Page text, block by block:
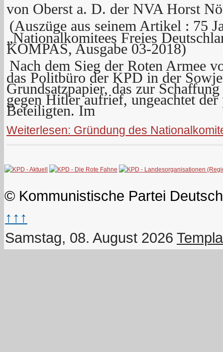
von Oberst a. D. der NVA Horst
(Auszüge aus seinem Artikel : 75
„Nationalkomitees Freies
KOMPAS, Ausgabe 03-2018)
Nach dem Sieg der Roten Armee
das Politbüro der KPD in der
Grundsatzpapier, das zur
gegen Hitler aufrief, ungeachtet
Beteiligten. Im
Weiterlesen: Gründung des
© Kommunistische Partei
↑↑↑
Samstag, 08. August 2026